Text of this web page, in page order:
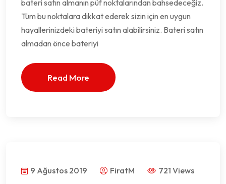
bateri satın almanın püf noktalarından bahsedeceğiz.
Tüm bu noktalara dikkat ederek sizin için en uygun
hayallerinizdeki bateriyi satın alabilirsiniz. Bateri satın
almadan önce bateriyi
Read More
9 Ağustos 2019 FiratM 721 Views